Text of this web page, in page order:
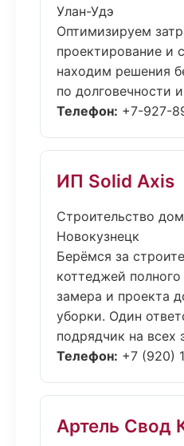
Улан-Удэ
Оптимизируем
проектирование и
находим решения
по долговечности
Телефон: +7-927-
ИП Solid Axis
Строительство
Новокузнецк
Берёмся за
коттеджей
замера и проекта
уборки. Один
подрядчик на всех
Телефон: +7 (920)
Артель Свод